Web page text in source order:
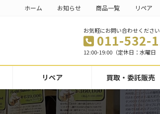
ホーム お知らせ 商品一覧 リペア
お気軽にお問い合わせください
011-532-
12:00-19:00（定休日：水曜日
リペア 買取・委託販売